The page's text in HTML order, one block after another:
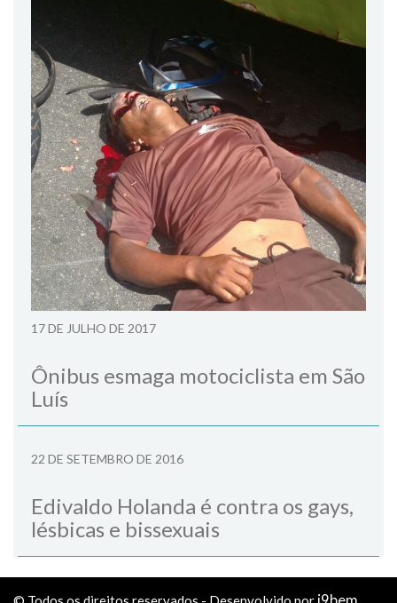
17 DE JULHO DE 2017
Ônibus esmaga motociclista em São
Luís
22 DE SETEMBRO DE 2016
Edivaldo Holanda é contra os gays,
lésbicas e bissexuais